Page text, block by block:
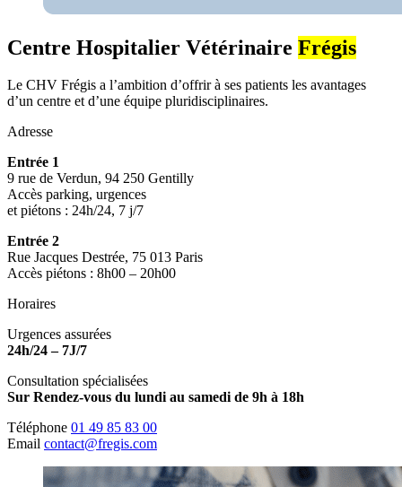
Centre Hospitalier Vétérinaire Frégis
Le CHV Frégis a l’ambition d’offrir à ses patients les avantages
d’un centre et d’une équipe pluridisciplinaires.
Adresse
Entrée 1
9 rue de Verdun, 94 250 Gentilly
Accès parking, urgences
et piétons : 24h/24, 7 j/7
Entrée 2
Rue Jacques Destrée, 75 013 Paris
Accès piétons : 8h00 – 20h00
Horaires
Urgences assurées
24h/24 – 7J/7
Consultation spécialisées
Sur Rendez-vous du lundi au samedi de 9h à 18h
Téléphone 01 49 85 83 00
Email contact@fregis.com